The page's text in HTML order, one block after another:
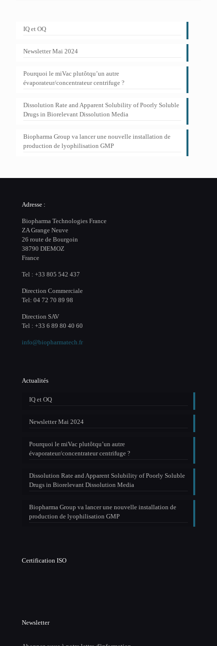
IQ et OQ
Newsletter Mai 2024
Pourquoi le miVac plutôtqu’un autre
évaporateur/concentrateur centrifuge ?
Dissolution Rate and Apparent Solubility of Poorly Soluble
Drugs in Biorelevant Dissolution Media
Biopharma Group va lancer une nouvelle installation de
production de lyophilisation GMP
Adresse :
Biopharma Technologies France
ZA Grange Neuve
26 route de Bourgoin
38790 DIEMOZ
France
Tel : +33 805 542 437
Direction Commerciale
Tel: 04 72 70 89 98
Direction SAV
Tel : +33 6 89 80 40 60
info@biopharmatech.fr
Actualités
IQ et OQ
Newsletter Mai 2024
Pourquoi le miVac plutôtqu’un autre
évaporateur/concentrateur centrifuge ?
Dissolution Rate and Apparent Solubility of Poorly Soluble
Drugs in Biorelevant Dissolution Media
Biopharma Group va lancer une nouvelle installation de
production de lyophilisation GMP
Certification ISO
Newsletter